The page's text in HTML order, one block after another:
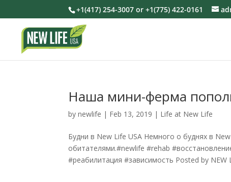
+1(417) 254-3007 or +1(775) 422-0161
Наша мини-ферма
bynewlife | Feb 13, 2019 | Life at New Life
Будни в New Life USA Немного о буднях в
обитателями.#newlife #rehab
#реабилитация #зависимость Posted by NEW